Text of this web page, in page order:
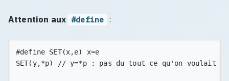
Attention aux #define :
#define SET(x,e) x=e
SET(y,*p) // y=*p : pas du tout ce qu'on voulait !